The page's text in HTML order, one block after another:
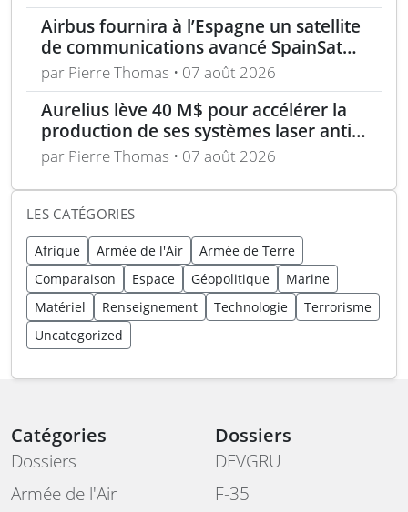
Airbus fournira à l’Espagne un satellite
de communications avancé SpainSat
NG-III
par Pierre Thomas • 07 août 2026
Aurelius lève 40 M$ pour accélérer la
production de ses systèmes laser anti-
drones
par Pierre Thomas • 07 août 2026
LES CATÉGORIES
Afrique Armée de l'Air
Armée de Terre
Comparaison
Espace Géopolitique
Marine
Matériel
Renseignement Technologie
Terrorisme
Uncategorized
Catégories
Dossiers
Armée de l'Air
Dossiers
DEVGRU
F-35